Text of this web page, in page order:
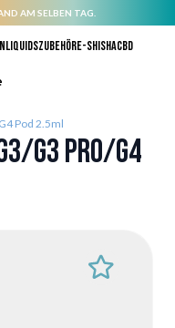
AM SELBEN TAG.
LiquidsZubehörE-ShishaCBD
Pod 2.5ml
G3 Pro/G4